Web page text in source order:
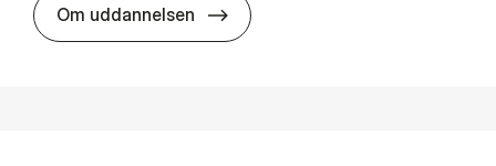
Om uddannelsen BSc in Busi­ness Ad­min­is­tra­tion